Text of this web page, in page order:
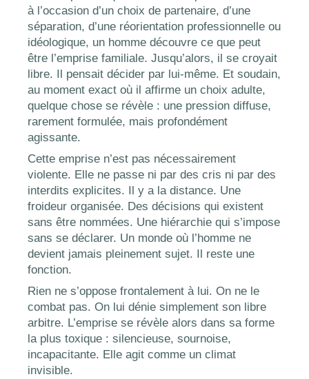
à l’occasion d’un choix de partenaire, d’une
séparation, d’une réorientation professionnelle ou
idéologique, un homme découvre ce que peut
être l’emprise familiale. Jusqu’alors, il se croyait
libre. Il pensait décider par lui-même. Et soudain,
au moment exact où il affirme un choix adulte,
quelque chose se révèle : une pression diffuse,
rarement formulée, mais profondément
agissante.
Cette emprise n’est pas nécessairement
violente. Elle ne passe ni par des cris ni par des
interdits explicites. Il y a la distance. Une
froideur organisée. Des décisions qui existent
sans être nommées. Une hiérarchie qui s’impose
sans se déclarer. Un monde où l’homme ne
devient jamais pleinement sujet. Il reste une
fonction.
Rien ne s’oppose frontalement à lui. On ne le
combat pas. On lui dénie simplement son libre
arbitre. L’emprise se révèle alors dans sa forme
la plus toxique : silencieuse, sournoise,
incapacitante. Elle agit comme un climat
invisible.